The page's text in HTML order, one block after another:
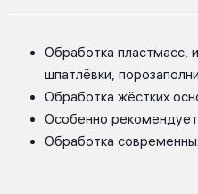
Обработка пластмасс,
шпатлёвки,
Обработка жёстких
Особенно
Обработка